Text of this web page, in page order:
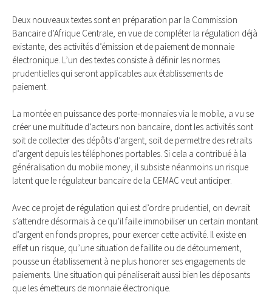
Deux nouveaux textes sont en préparation par la Commission
Bancaire d’Afrique Centrale, en vue de compléter la régulation déjà
existante, des activités d’émission et de paiement de monnaie
électronique. L’un des textes consiste à définir les normes
prudentielles qui seront applicables aux établissements de
paiement.
La montée en puissance des porte-monnaies via le mobile, a vu se
créer une multitude d’acteurs non bancaire, dont les activités sont
soit de collecter des dépôts d’argent, soit de permettre des retraits
d’argent depuis les téléphones portables. Si cela a contribué à la
généralisation du mobile money, il subsiste néanmoins un risque
latent que le régulateur bancaire de la CEMAC veut anticiper.
Avec ce projet de régulation qui est d’ordre prudentiel, on devrait
s’attendre désormais à ce qu’il faille immobiliser un certain montant
d’argent en fonds propres, pour exercer cette activité. Il existe en
effet un risque, qu’une situation de faillite ou de détournement,
pousse un établissement à ne plus honorer ses engagements de
paiements. Une situation qui pénaliserait aussi bien les déposants
que les émetteurs de monnaie électronique.